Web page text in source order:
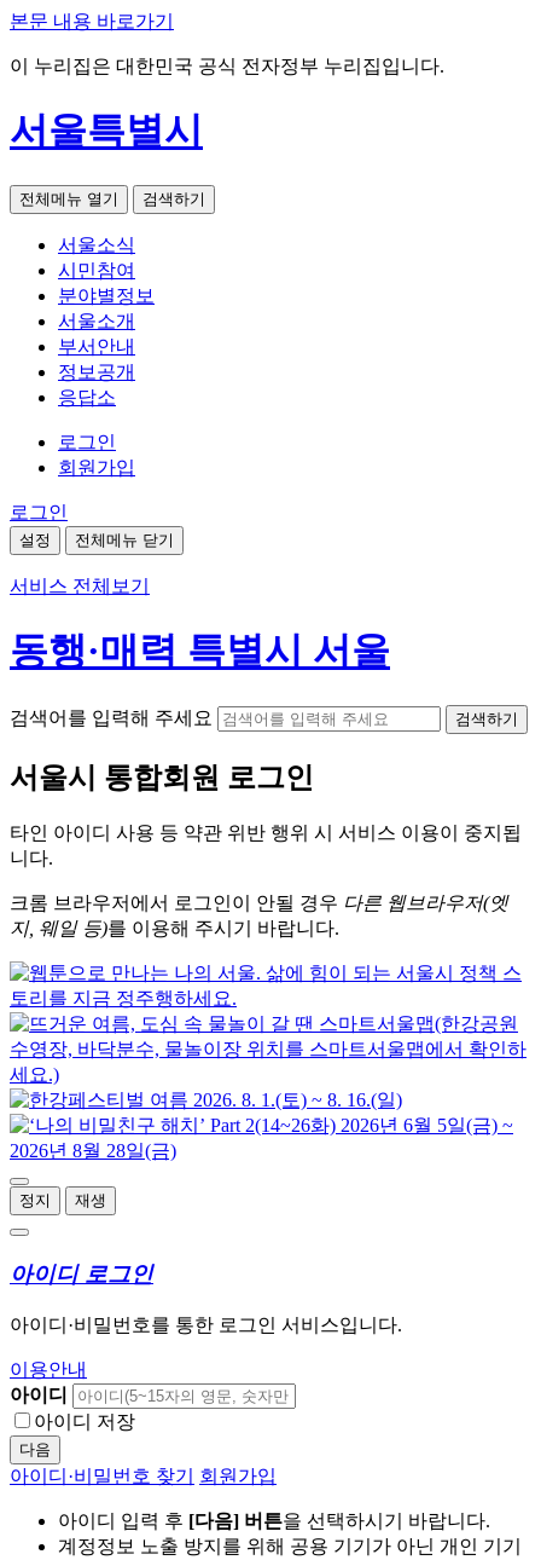
본문 내용 바로가기
이 누리집은 대한민국 공식 전자정부 누리집입니다.
서울특별시
전체메뉴 열기 검색하기
서울소식
시민참여
분야별정보
서울소개
부서안내
정보공개
응답소
로그인
회원가입
로그인
설정 전체메뉴 닫기
서비스 전체보기
동행·매력 특별시 서울
검색어를 입력해 주세요 검색하기
서울시 통합회원 로그인
타인 아이디 사용 등 약관 위반 행위 시 서비스 이용이 중지됩
니다.
크롬 브라우저에서 로그인이 안될 경우 다른 웹브라우저(엣
지, 웨일 등)를 이용해 주시기 바랍니다.
정지 재생
아이디 로그인
아이디·비밀번호를 통한 로그인 서비스입니다.
이용안내
아이디
아이디 저장
다음
아이디·비밀번호 찾기 회원가입
아이디 입력 후 [다음] 버튼을 선택하시기 바랍니다.
계정정보 노출 방지를 위해 공용 기기가 아닌 개인 기기